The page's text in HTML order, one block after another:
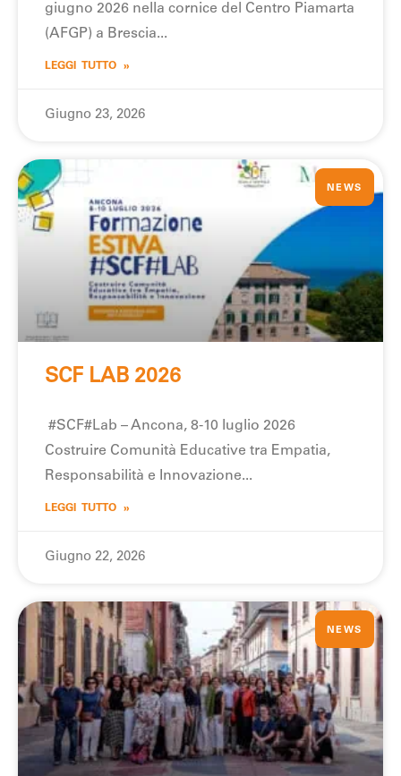
giugno 2026 nella cornice del Centro Piamarta
(AFGP) a Brescia
LEGGI TUTTO »
Giugno 23, 2026
NEWS
SCF LAB 2026
#SCF#Lab – Ancona, 8-10 luglio 2026
Costruire Comunità Educative tra Empatia,
Responsabilità e Innovazione
LEGGI TUTTO »
Giugno 22, 2026
NEWS